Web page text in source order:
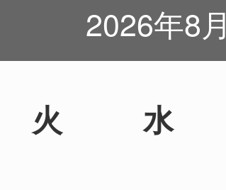
2026年8月
火 水